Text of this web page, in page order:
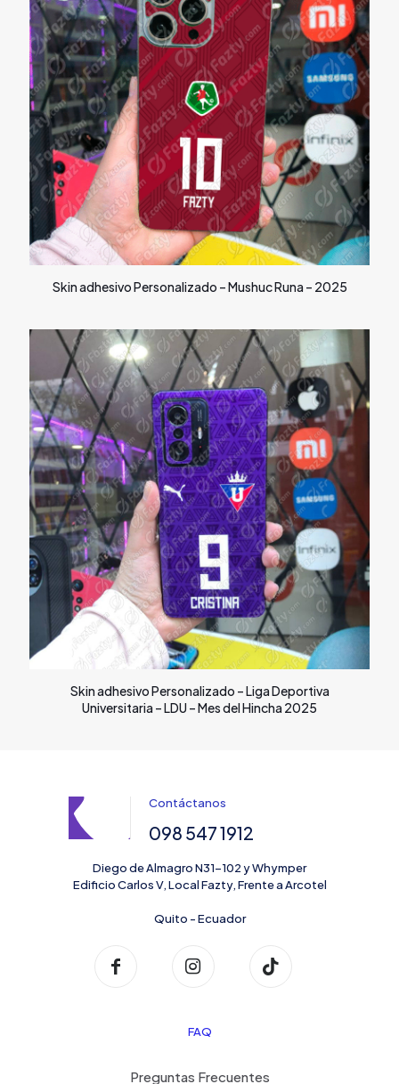
Skin adhesivo Personalizado – Mushuc Runa – 2025
Skin adhesivo Personalizado – Liga Deportiva
Universitaria – LDU – Mes del Hincha 2025
Contáctanos
098 547 1912
Diego de Almagro N31-102 y Whymper
Edificio Carlos V, Local Fazty, Frente a Arcotel
Quito - Ecuador
FAQ
Preguntas Frecuentes